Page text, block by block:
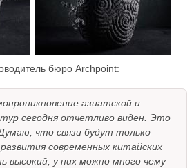
бюро Archpoint:
азиатской и
сегодня отчетливо виден. Это
что связи будут только
современных китайских
высокий, у них можно много чему